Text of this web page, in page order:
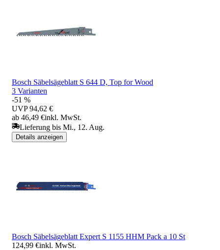
Bosch Säbelsägeblatt S 644 D, Top for Wood
3 Varianten
-51 %
UVP 94,62 €
ab 46,49 €inkl. MwSt.
Lieferung bis Mi., 12. Aug.
Details anzeigen
Bosch Säbelsägeblatt Expert S 1155 HHM Pack a 10 St
124,99 €inkl. MwSt.